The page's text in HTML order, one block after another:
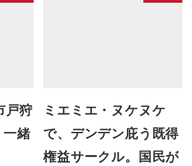
戸狩
緒
ミエミエ・ヌケヌケ
で、デンデン庇う既得
権益サークル。国民が